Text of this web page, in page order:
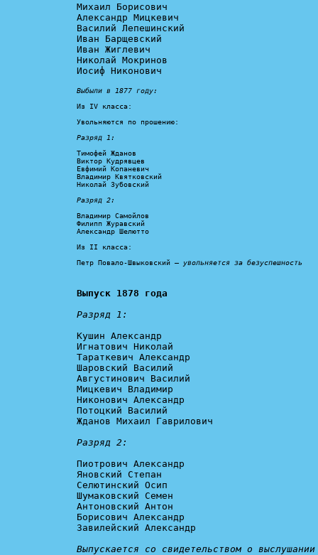
Михаил Борисович
Александр Мицкевич
Василий Лепешинский
Иван Барщевский
Иван Жиглевич
Николай Мокринов
Иосиф Никонович
Выбыли в 1877 году:
Из IV класса:
Увольняются по прошению:
Разряд 1:
Тимофей Жданов
Виктор Кудрявцев
Евфимий Копаневич
Владимир Квятковский
Николай Зубовский
Разряд 2:
Владимир Самойлов
Филипп Журавский
Александр Шелютто
Из II класса:
Петр Повало-Швыковский — увольняется за безуспешность
Выпуск 1878 года
Разряд 1:
Кушин Александр
Игнатович Николай
Тараткевич Александр
Шаровский Василий
Августинович Василий
Мицкевич Владимир
Никонович Александр
Потоцкий Василий
Жданов Михаил Гаврилович
Разряд 2:
Пиотрович Александр
Яновский Степан
Селютинский Осип
Шумаковский Семен
Антоновский Антон
Борисович Александр
Завилейский Александр
Выпускается со свидетельством о